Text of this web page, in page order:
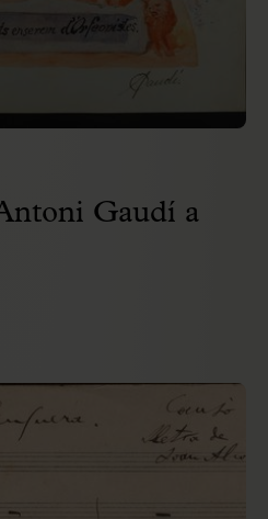
Gaudí a